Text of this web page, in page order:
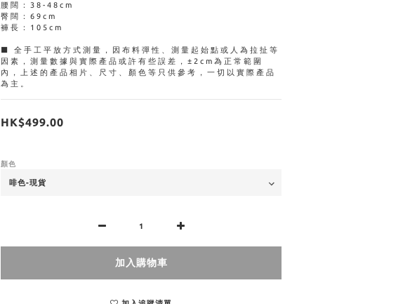
腰闊：38-48cm
臀闊：69cm
褲長：105cm
■ 全手工平放方式測量，因布料彈性、測量起始點或人為拉扯等
因素，測量數據與實際產品或許有些誤差，±2cm為正常範圍
內，上述的產品相片、尺寸、顏色等只供參考，一切以實際產品
為主。
HK$499.00
顏色
加入購物車